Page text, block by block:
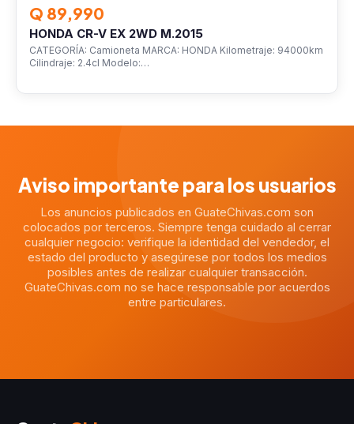
Q 89,990
HONDA CR-V EX 2WD M.2015
CATEGORÍA: Camioneta MARCA: HONDA Kilometraje: 94000km
Cilindraje: 2.4cl Modelo:…
Aviso importante para los usuarios
Los anuncios publicados en GuateChivas.com son
colocados por terceros. Siempre tenga cuidado al cerrar
cualquier negocio: verifique la identidad del vendedor, el
estado del producto y asegúrese por todos los medios
posibles antes de realizar cualquier transacción.
GuateChivas.com no se hace responsable por acuerdos
entre particulares.